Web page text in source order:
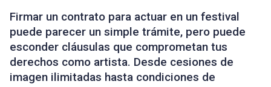
Firmar un contrato para actuar en un festival
puede parecer un simple trámite, pero puede
esconder cláusulas que comprometan tus
derechos como artista. Desde cesiones de
imagen ilimitadas hasta condiciones de